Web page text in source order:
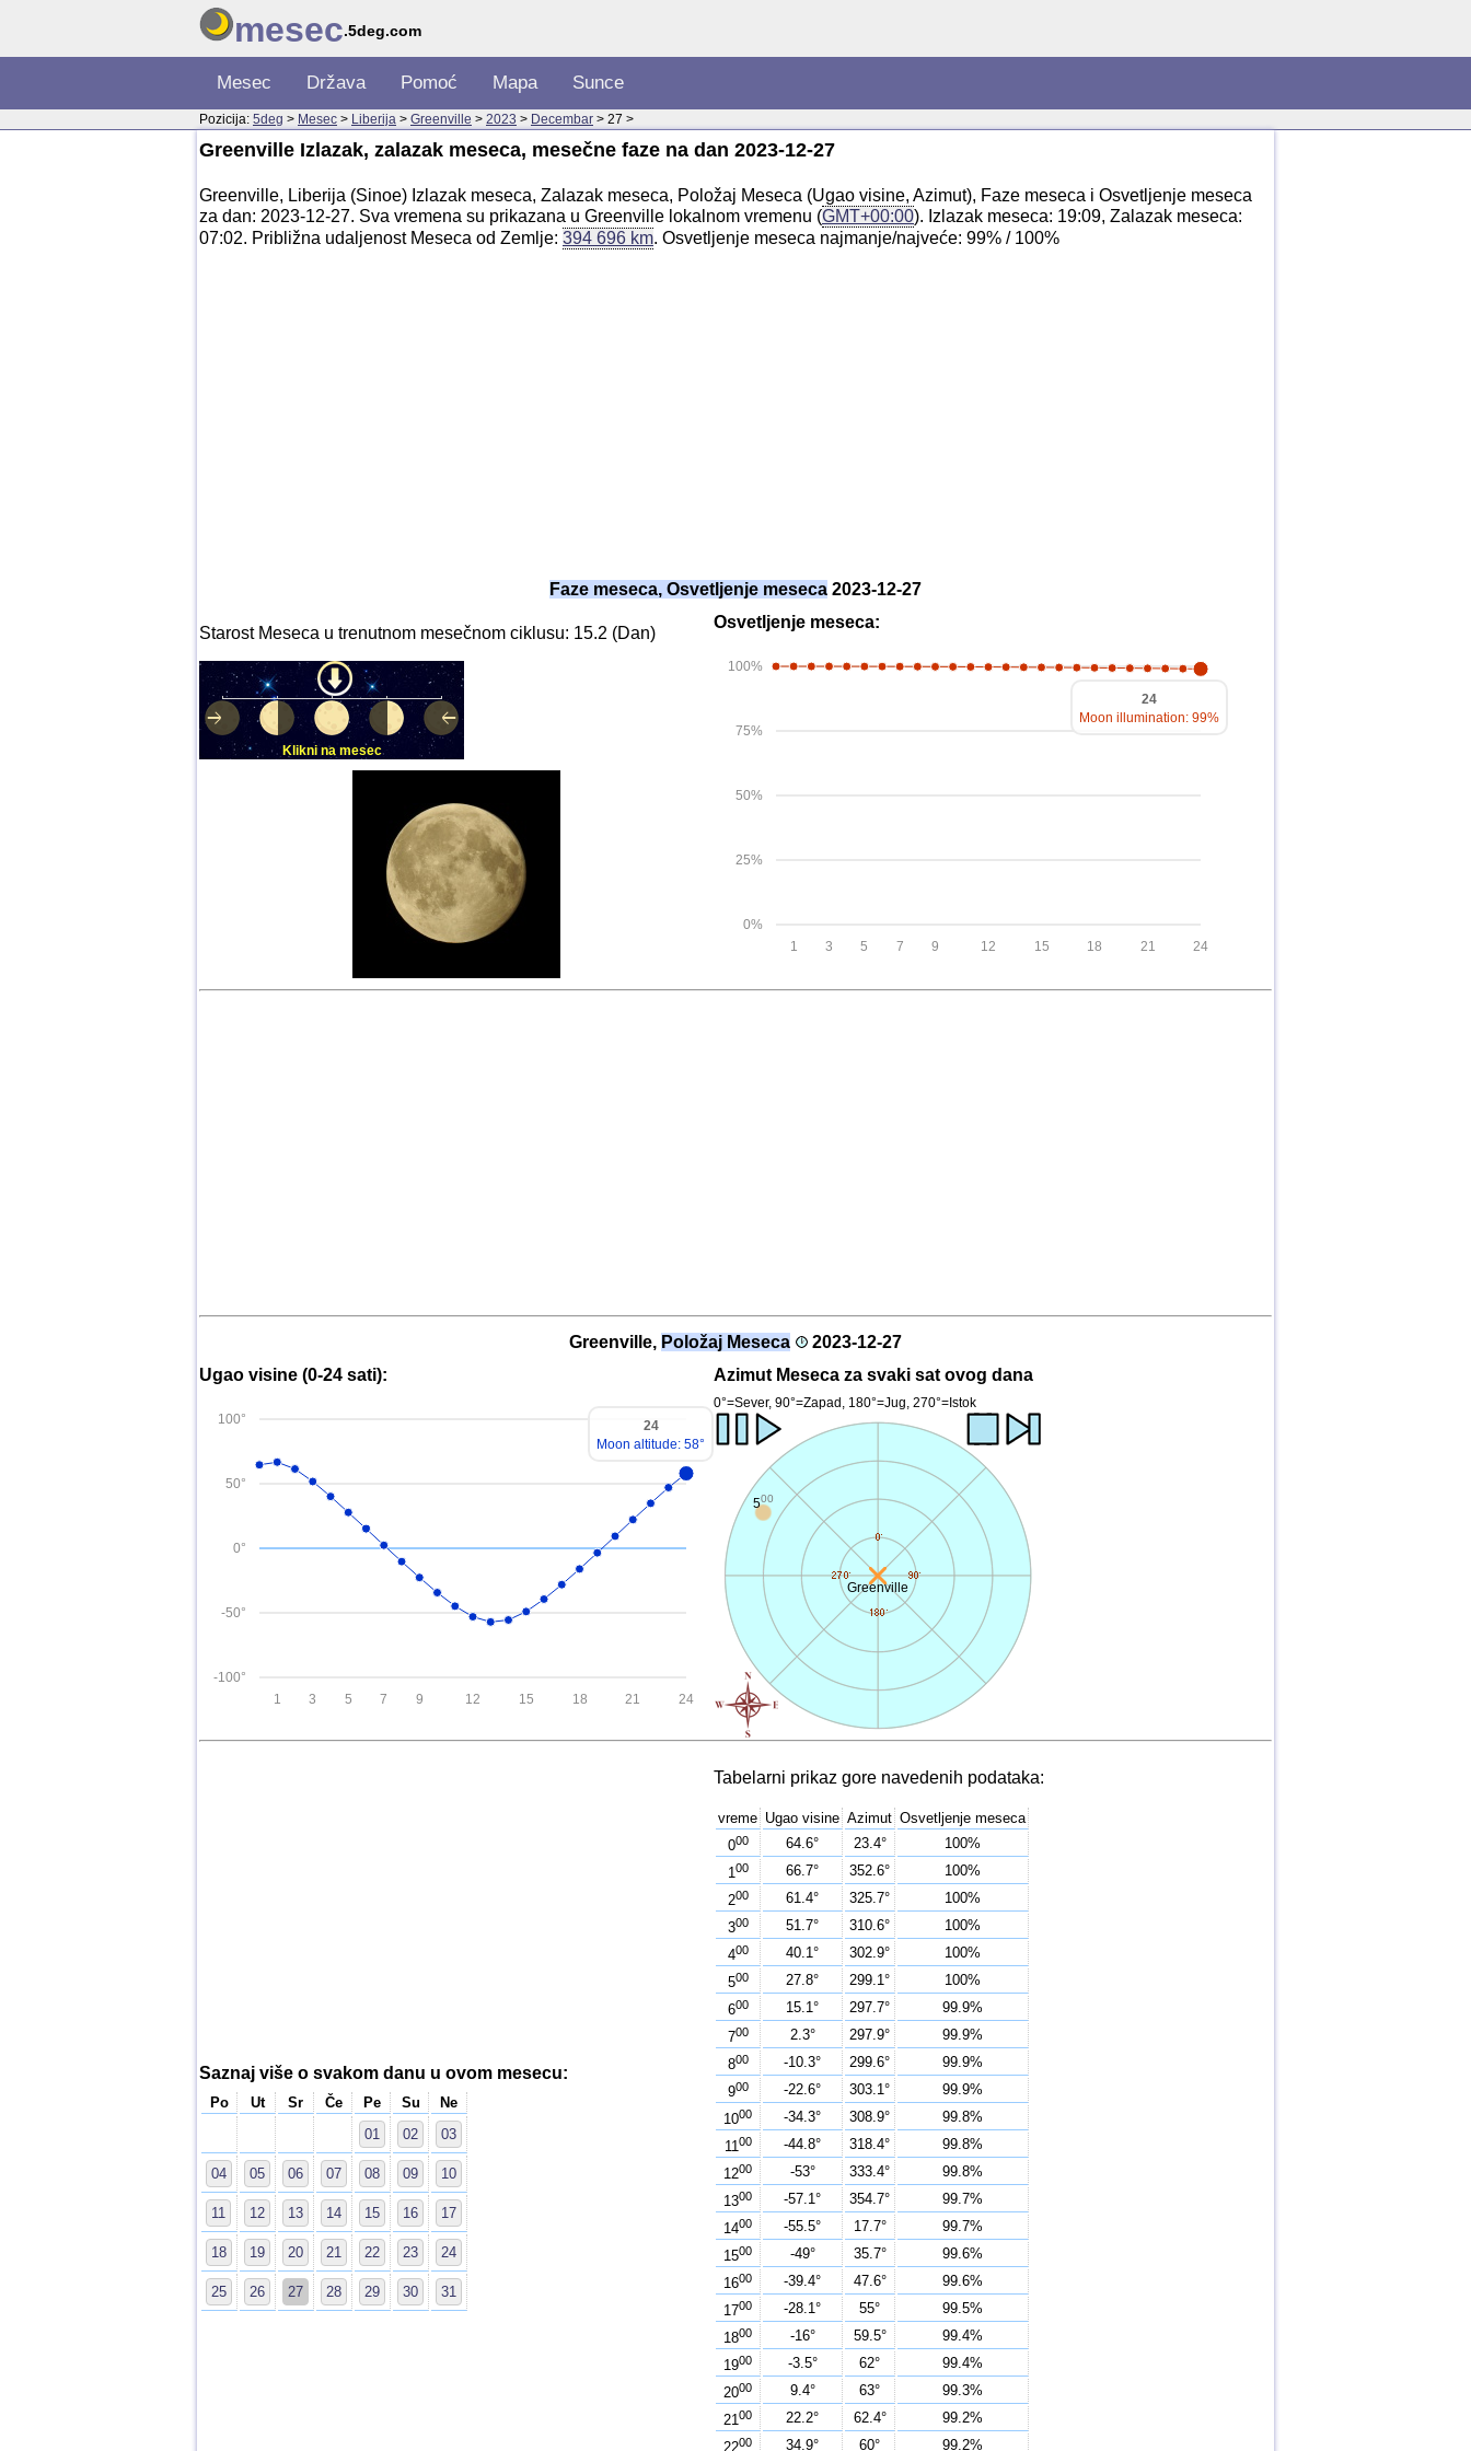
mesec.5deg.com
Mesec Država Pomoć Mapa Sunce
Pozicija: 5deg > Mesec > Liberija > Greenville > 2023 > Decembar > 27 >
Greenville Izlazak, zalazak meseca, mesečne faze na dan 2023-12-27
Greenville, Liberija (Sinoe) Izlazak meseca, Zalazak meseca, Položaj Meseca (Ugao visine, Azimut), Faze meseca i Osvetljenje meseca
za dan: 2023-12-27. Sva vremena su prikazana u Greenville lokalnom vremenu (GMT+00:00). Izlazak meseca: 19:09, Zalazak meseca:
07:02. Približna udaljenost Meseca od Zemlje: 394 696 km. Osvetljenje meseca najmanje/najveće: 99% / 100%
Faze meseca, Osvetljenje meseca 2023-12-27
Starost Meseca u trenutnom mesečnom ciklusu: 15.2 (Dan)
Klikni na mesec
Osvetljenje meseca:
0%
25%
50%
75%
100%
24
21
18
15
12
9
7
5
3
1
24
Moon illumination: 99%
Greenville, Položaj Meseca
2023-12-27
Ugao visine (0-24 sati):
-100°
-50°
0°
50°
100°
24
21
18
15
12
9
7
5
3
1
24
Moon altitude: 58°
Azimut Meseca za svaki sat ovog dana
0°=Sever, 90°=Zapad, 180°=Jug, 270°=Istok
Greenville
600
Saznaj više o svakom danu u ovom mesecu:
Po Ut Sr Če Pe Su
Ne
01
02 03
04 05 06 07 08 09 10
11 12 13 14 15 16 17
18 19 20 21 22 23 24
25 26 27 28 29 30 31
Tabelarni prikaz gore navedenih podataka:
vreme Ugao visine Azimut Osvetljenje meseca
000 64.6° 23.4°
100%
100 66.7° 352.6°
100%
200 61.4° 325.7°
100%
300 51.7° 310.6°
100%
400 40.1° 302.9°
100%
500 27.8° 299.1°
100%
600 15.1° 297.7°
99.9%
700 2.3° 297.9°
99.9%
800 -10.3° 299.6°
99.9%
900 -22.6° 303.1°
99.9%
1000 -34.3° 308.9°
99.8%
1100 -44.8° 318.4°
99.8%
1200 -53° 333.4°
99.8%
1300 -57.1° 354.7°
99.7%
1400 -55.5° 17.7°
99.7%
1500 -49° 35.7°
99.6%
1600 -39.4° 47.6°
99.6%
1700 -28.1° 55°
99.5%
1800 -16° 59.5°
99.4%
1900 -3.5° 62°
99.4%
2000 9.4° 63°
99.3%
2100 22.2° 62.4°
99.2%
2200 34.9° 60° 99.2%